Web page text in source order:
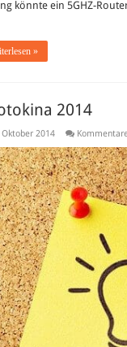
könnte ein 5GHZ-
»
2014
2014